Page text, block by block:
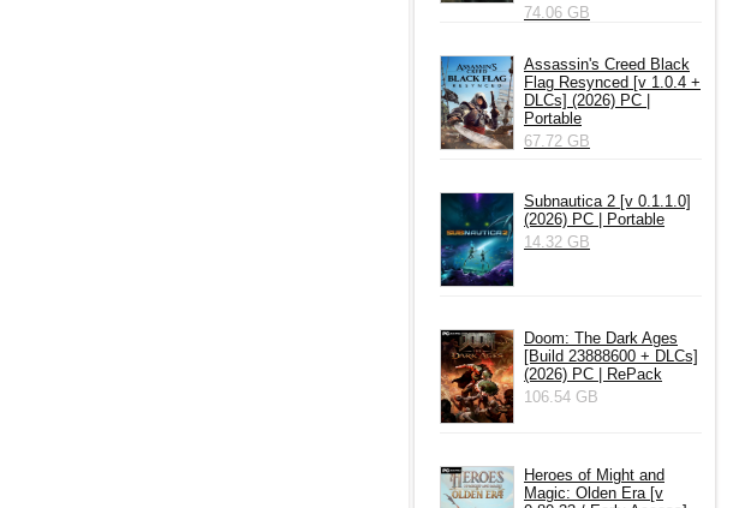
74.06 GB
Assassin's Creed Black
Flag Resynced [v 1.0.4 +
DLCs] (2026) PC |
Portable
67.72 GB
Subnautica 2 [v 0.1.1.0]
(2026) PC | Portable
14.32 GB
Doom: The Dark Ages
[Build 23888600 + DLCs]
(2026) PC | RePack
106.54 GB
Heroes of Might and
Magic: Olden Era [v